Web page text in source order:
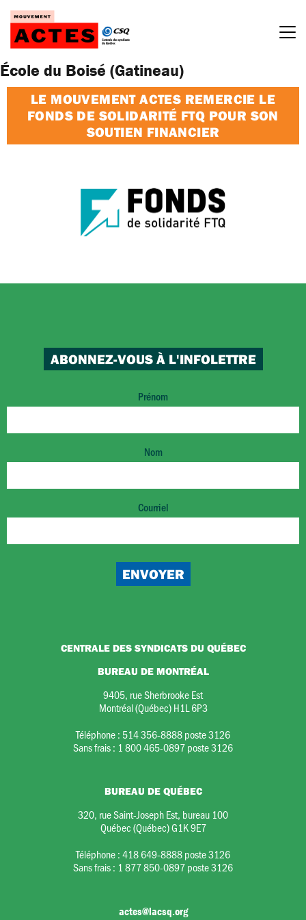
Passer
contenu
École du Boisé (Gatineau)
LE MOUVEMENT ACTES REMERCIE LE
FONDS DE SOLIDARITÉ FTQ POUR SON
SOUTIEN FINANCIER
ABONNEZ-VOUS À L'INFOLETTRE
Prénom
Nom
Courriel
CENTRALE DES SYNDICATS DU QUÉBEC
BUREAU DE MONTRÉAL
9405, rue Sherbrooke Est
Montréal (Québec) H1L 6P3
Téléphone : 514 356-8888 poste 3126
Sans frais : 1 800 465-0897 poste 3126
BUREAU DE QUÉBEC
320, rue Saint-Joseph Est, bureau 100
Québec (Québec) G1K 9E7
Téléphone :418 649-8888 poste 3126
Sans frais : 1 877 850-0897 poste 3126
actes@lacsq.org